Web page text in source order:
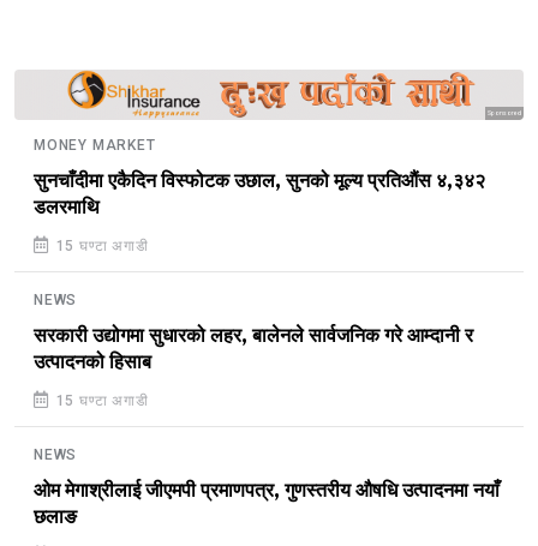
Sponsored
MONEY MARKET
सुनचाँदीमा एकैदिन विस्फोटक उछाल, सुनको मूल्य प्रतिऔंस ४,३४२
डलरमाथि
15 घण्टा अगाडी
NEWS
सरकारी उद्योगमा सुधारको लहर, बालेनले सार्वजनिक गरे आम्दानी र
उत्पादनको हिसाब
15 घण्टा अगाडी
NEWS
ओम मेगाश्रीलाई जीएमपी प्रमाणपत्र, गुणस्तरीय औषधि उत्पादनमा नयाँ
छलाङ